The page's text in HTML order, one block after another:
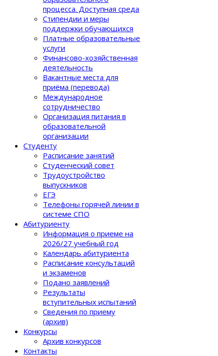
процеcса. Доступная среда
Стипендии и меры
поддержки обучающихся
Платные образовательные
услуги
Финансово-хозяйственная
деятельность
Вакантные места для
приёма (перевода)
Международное
сотрудничество
Организация питания в
образовательной
организации
Студенту
Расписание занятий
Студенческий совет
Трудоустройство
выпускников
ЕГЭ
Телефоны горячей линии в
системе СПО
Абитуриенту
Информация о приеме на
2026/27 учебный год
Календарь абитуриента
Расписание консультаций
и экзаменов
Подано заявлений
Результаты
вступительных испытаний
Сведения по приему
(архив)
Конкурсы
Архив конкурсов
Контакты